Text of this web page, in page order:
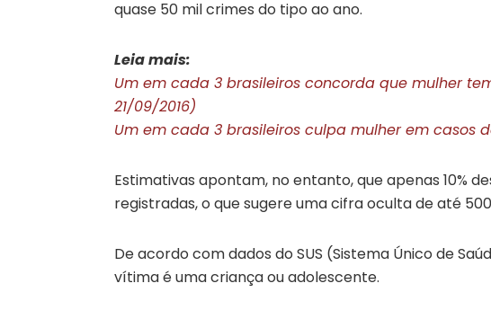
quase 50 mil crimes do tipo ao ano.
Leia mais:
Um em cada 3 brasileiros concorda que mulher
21/09/2016)
Um em cada 3 brasileiros culpa mulher em casos
Estimativas apontam, no entanto, que apenas 10%
registradas, o que sugere uma cifra oculta de até
De acordo com dados do SUS (Sistema Único de
vítima é uma criança ou adolescente.